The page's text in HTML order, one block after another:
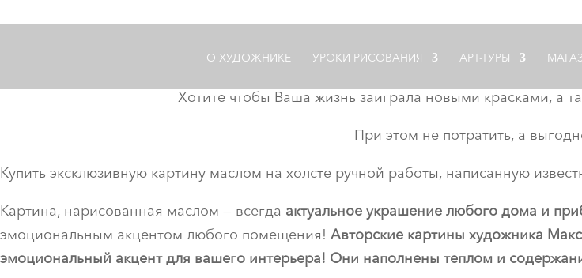
О ХУДОЖНИКЕ УРОКИ РИСОВАНИЯ АРТ-ТУРЫ
Хотите чтобы Ваша жизнь заиграла новыми красками, а
При этом не потратить, а
Купить эксклюзивную картину маслом на холсте ручной работы, написанную
Картина, нарисованная маслом — всегда актуальное украшение любого дома и
эмоциональным акцентом любого помещения! Авторские картины художника
эмоциональный акцент для вашего интерьера! Они наполнены теплом и